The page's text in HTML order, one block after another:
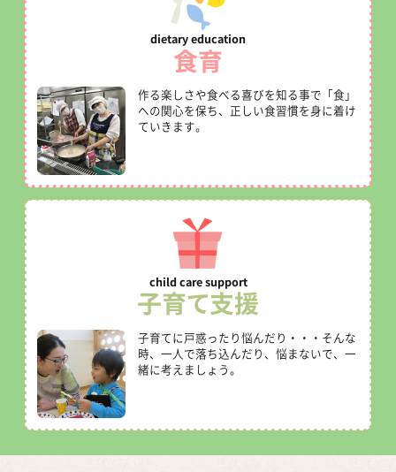
食育
作る楽しさや食べる喜びを知る事で「食」
への関心を保ち、正しい食習慣を身に着け
ていきます。
子育て支援
子育てに戸惑ったり悩んだり・・・そんな
時、一人で落ち込んだり、悩まないで、一
緒に考えましょう。